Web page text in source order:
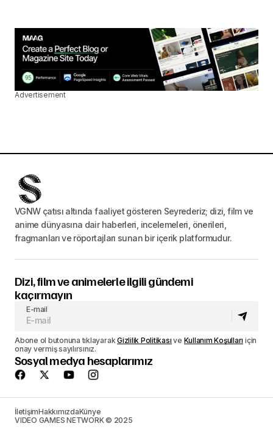
Advertisement
VGNW çatısı altında faaliyet gösteren Seyrederiz; dizi, film ve
anime dünyasına dair haberleri, incelemeleri, önerileri,
fragmanları ve röportajları sunan bir içerik platformudur.
Dizi, film ve animelerle ilgili gündemi
kaçırmayın
E-mail
Abone ol butonuna tıklayarakGizlilik Politikası ve Kullanım Koşulları için
onay vermiş sayılırsınız.
Sosyal medya hesaplarımız
İletişimHakkımızdaKünye
VIDEO GAMES NETWORK © 2025